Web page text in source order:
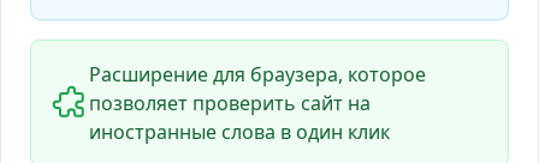
Расширение для браузера, которое
позволяет проверить сайт на
иностранные слова в один клик